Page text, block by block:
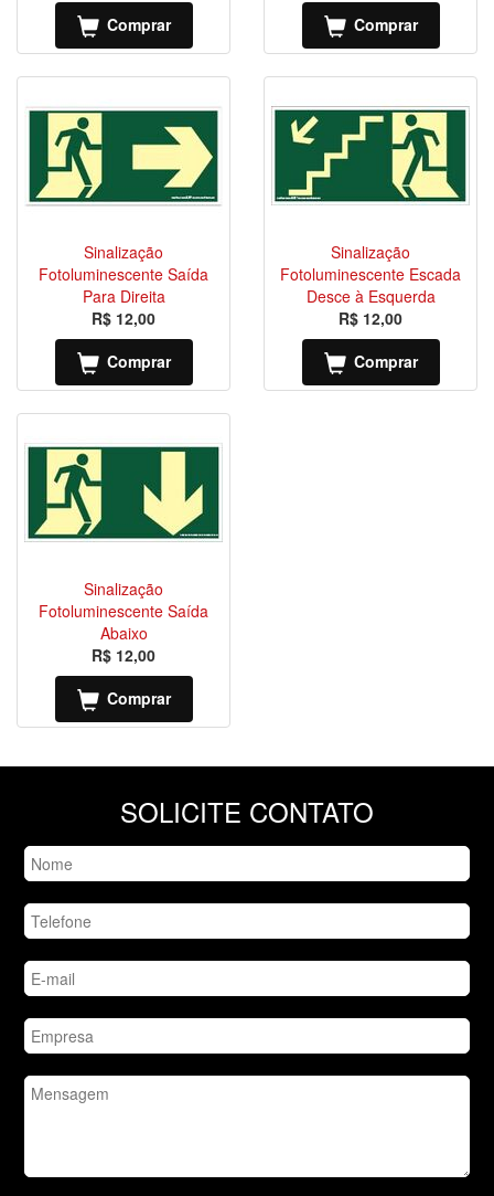
Comprar
Comprar
Sinalização
Fotoluminescente Saída
Para Direita
R$ 12,00
Comprar
Sinalização
Fotoluminescente Escada
Desce à Esquerda
R$ 12,00
Comprar
Sinalização
Fotoluminescente Saída
Abaixo
R$ 12,00
Comprar
SOLICITE CONTATO